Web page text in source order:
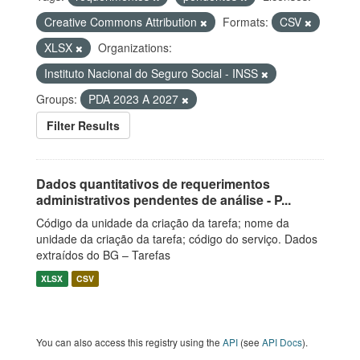
Creative Commons Attribution
Formats:
CSV
XLSX
Organizations:
Instituto Nacional do Seguro Social - INSS
Groups:
PDA 2023 A 2027
Filter Results
Dados quantitativos de requerimentos
administrativos pendentes de análise - P...
Código da unidade da criação da tarefa; nome da
unidade da criação da tarefa; código do serviço. Dados
extraídos do BG – Tarefas
XLSX CSV
You can also access this registry using the API (see API Docs).